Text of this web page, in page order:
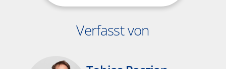
Verfasst von